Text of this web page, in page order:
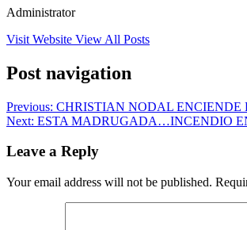
Administrator
Visit Website View All Posts
Post navigation
Previous: CHRISTIAN NODAL
Next: ESTA MADRUGADA…INCENDIO
Leave a Reply
Your email address will not be published.